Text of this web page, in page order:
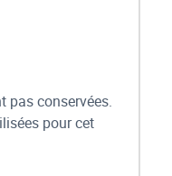
pas conservées.
pour cet